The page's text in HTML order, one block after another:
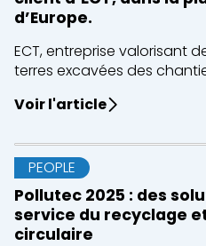
d’Europe.
ECT, entreprise valorisant
terres excavées des
Voir l'article
PEOPLE
Pollutec 2025 : des
service du recyclage
circulaire